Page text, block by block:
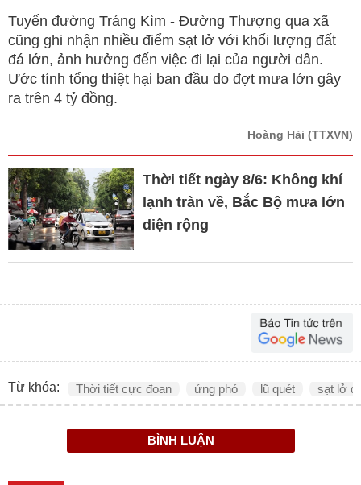
Tuyến đường Tráng Kìm - Đường Thượng qua xã
cũng ghi nhận nhiều điểm sạt lở với khối lượng đất
đá lớn, ảnh hưởng đến việc đi lại của người dân.
Ước tính tổng thiệt hại ban đầu do đợt mưa lớn gây
ra trên 4 tỷ đồng.
Hoàng Hải (TTXVN)
Thời tiết ngày 8/6: Không khí
lạnh tràn về, Bắc Bộ mưa lớn
diện rộng
Từ khóa: Thời tiết cực đoan ứng phó lũ quét sạt lở
BÌNH LUẬN